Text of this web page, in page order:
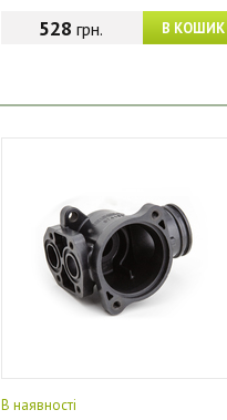
В КОШИК
528 грн.
В наявності